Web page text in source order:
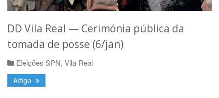
DD Vila Real — Cerimónia pública da
tomada de posse (6/jan)
Eleições SPN, Vila Real
Artigo